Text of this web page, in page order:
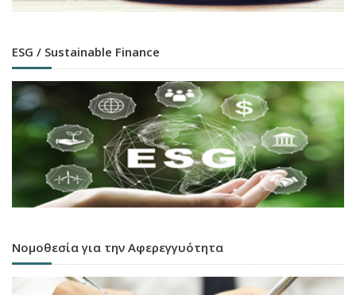
ESG / Sustainable Finance
Νομοθεσία για την Αφερεγγυότητα